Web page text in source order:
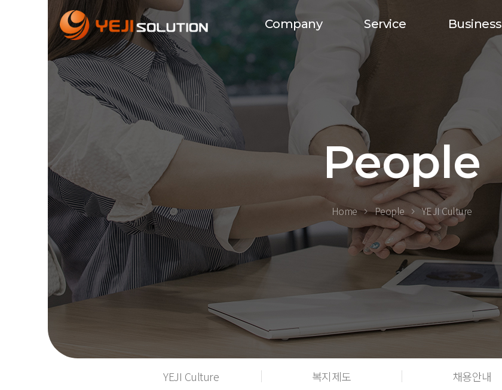
Company Service Business
People
Home People YEJI Culture
YEJI Culture 복지제도 채용안내